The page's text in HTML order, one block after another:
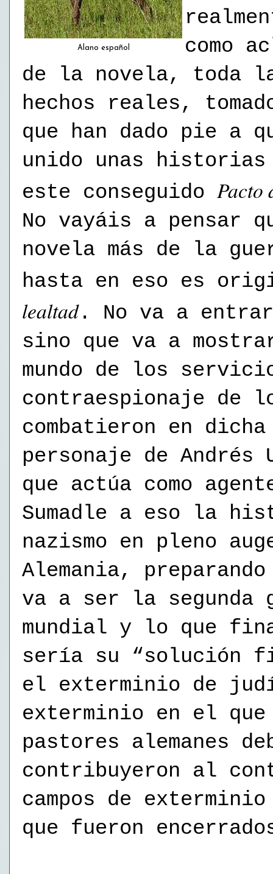
Alano español
como
de la novela, toda
hechos reales,
que han dado pie a
unido unas
este conseguido Pacto
No vayáis a pensar
novela más de la
hasta en eso es
lealtad. No va a
sino que va a
mundo de los
contraespionaje de
combatieron en
personaje de Andrés
que actúa como
Sumadle a eso la
nazismo en pleno
Alemania,
va a ser la segunda
mundial y lo que
sería su “solución
el exterminio de
exterminio en el
pastores alemanes
contribuyeron al
campos de
que fueron